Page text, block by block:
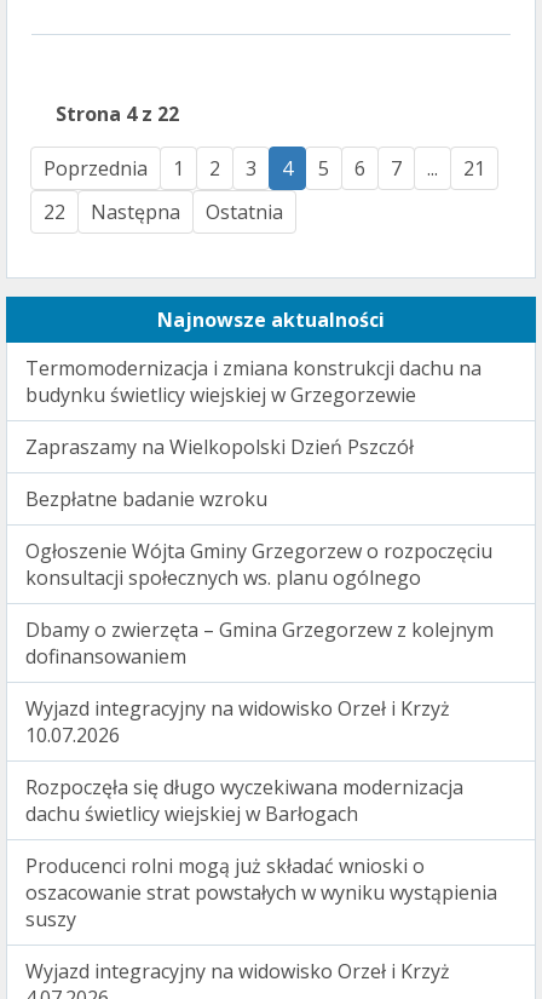
Strona 4 z 22
Poprzednia 1 2 3 4 5 6 7 ...
21
22
Następna Ostatnia
Najnowsze aktualności
Termomodernizacja i zmiana konstrukcji dachu na
budynku świetlicy wiejskiej w Grzegorzewie
Zapraszamy na Wielkopolski Dzień Pszczół
Bezpłatne badanie wzroku
Ogłoszenie Wójta Gminy Grzegorzew o rozpoczęciu
konsultacji społecznych ws. planu ogólnego
Dbamy o zwierzęta – Gmina Grzegorzew z kolejnym
dofinansowaniem
Wyjazd integracyjny na widowisko Orzeł i Krzyż
10.07.2026
Rozpoczęła się długo wyczekiwana modernizacja
dachu świetlicy wiejskiej w Barłogach
Producenci rolni mogą już składać wnioski o
oszacowanie strat powstałych w wyniku wystąpienia
suszy
Wyjazd integracyjny na widowisko Orzeł i Krzyż